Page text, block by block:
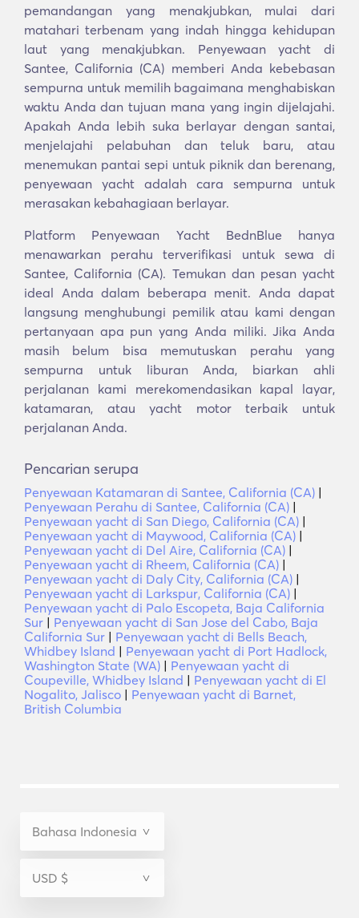
pemandangan yang menakjubkan, mulai dari
matahari terbenam yang indah hingga kehidupan
laut yang menakjubkan. Penyewaan yacht di
Santee, California (CA) memberi Anda kebebasan
sempurna untuk memilih bagaimana menghabiskan
waktu Anda dan tujuan mana yang ingin dijelajahi.
Apakah Anda lebih suka berlayar dengan santai,
menjelajahi pelabuhan dan teluk baru, atau
menemukan pantai sepi untuk piknik dan berenang,
penyewaan yacht adalah cara sempurna untuk
merasakan kebahagiaan berlayar.
Platform Penyewaan Yacht BednBlue hanya
menawarkan perahu terverifikasi untuk sewa di
Santee, California (CA). Temukan dan pesan yacht
ideal Anda dalam beberapa menit. Anda dapat
langsung menghubungi pemilik atau kami dengan
pertanyaan apa pun yang Anda miliki. Jika Anda
masih belum bisa memutuskan perahu yang
sempurna untuk liburan Anda, biarkan ahli
perjalanan kami merekomendasikan kapal layar,
katamaran, atau yacht motor terbaik untuk
perjalanan Anda.
Pencarian serupa
Penyewaan Katamaran di Santee, California (CA) |
Penyewaan Perahu di Santee, California (CA) |
Penyewaan yacht di San Diego, California (CA) |
Penyewaan yacht di Maywood, California (CA) |
Penyewaan yacht di Del Aire, California (CA) |
Penyewaan yacht di Rheem, California (CA) |
Penyewaan yacht di Daly City, California (CA) |
Penyewaan yacht di Larkspur, California (CA) |
Penyewaan yacht di Palo Escopeta, Baja California
Sur | Penyewaan yacht di San Jose del Cabo, Baja
California Sur | Penyewaan yacht di Bells Beach,
Whidbey Island | Penyewaan yacht di Port Hadlock,
Washington State (WA) | Penyewaan yacht di
Coupeville, Whidbey Island | Penyewaan yacht di El
Nogalito, Jalisco | Penyewaan yacht di Barnet,
British Columbia